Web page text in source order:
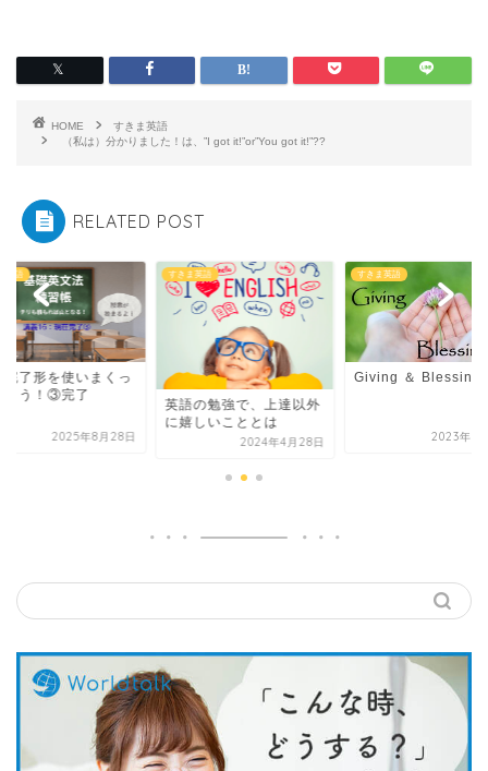
HOME
すきま英語
（私は）分かりました！は、”I got it!”or”You got it!”??
RELATED POST
英語
完了形を使いまくっ
よう！③完了
2025年8月28日
すきま英語
英語の勉強で、上達以外
に嬉しいこととは
2024年4月28日
すきま英語
Giving ＆ Blessing
2023年1